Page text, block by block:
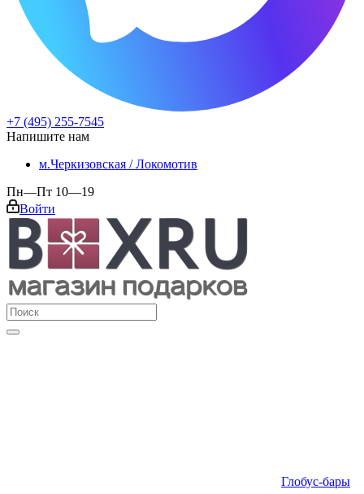
+7 (495) 255-7545
Напишите нам
м.Черкизовская / Локомотив
Пн—Пт 10—19
Войти
Глобус-бары